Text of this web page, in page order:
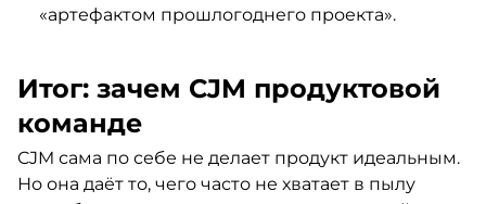
«артефактом прошлогоднего проекта».
Итог: зачем CJM продуктовой
команде
CJM сама по себе не делает продукт идеальным.
Но она даёт то, чего часто не хватает в пылу